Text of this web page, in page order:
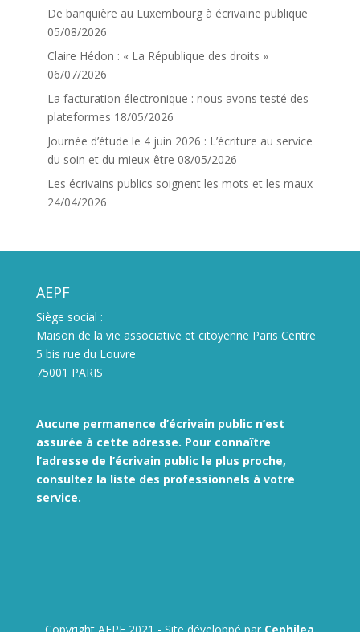
De banquière au Luxembourg à écrivaine publique
05/08/2026
Claire Hédon : « La République des droits »
06/07/2026
La facturation électronique : nous avons testé des
plateformes 18/05/2026
Journée d’étude le 4 juin 2026 : L’écriture au service
du soin et du mieux-être 08/05/2026
Les écrivains publics soignent les mots et les maux
24/04/2026
AEPF
Siège social :
Maison de la vie associative et citoyenne Paris Centre
5 bis rue du Louvre
75001 PARIS
Aucune permanence d’écrivain public n’est
assurée à cette adresse. Pour connaître
l’adresse de l’écrivain public le plus proche,
consultez la liste des professionnels à votre
service.
Copyright AEPF 2021 - Site développé par Cephilea